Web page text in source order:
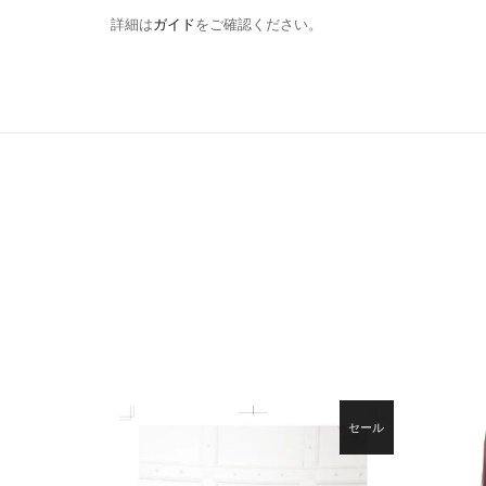
詳細はガイドをご確認ください。
セール